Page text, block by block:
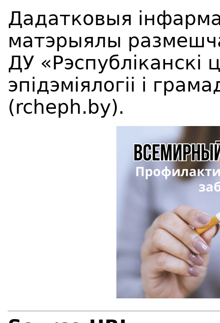
Дадатковыя
матэрыялы
ДУ «Рэспубліканскі
эпідэміялогіі і
(rcheph.by).